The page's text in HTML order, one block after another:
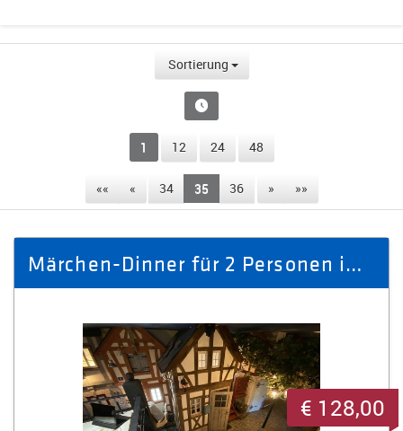
Sortierung
1 12 24 48
«« « 34 35 36 » »»
Märchen-Dinner für 2 Personen im Schuhmacher Haus Nr. 59
€ 128,00